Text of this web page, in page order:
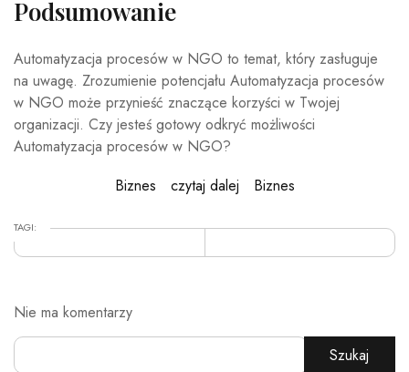
Podsumowanie
Automatyzacja procesów w NGO to temat, który zasługuje
na uwagę. Zrozumienie potencjału Automatyzacja procesów
w NGO może przynieść znaczące korzyści w Twojej
organizacji. Czy jesteś gotowy odkryć możliwości
Automatyzacja procesów w NGO?
Biznes
czytaj dalej Biznes
TAGI:
Nie ma komentarzy
Szukaj